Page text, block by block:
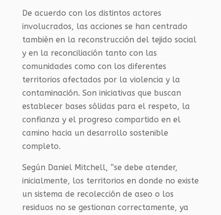
De acuerdo con los distintos actores
involucrados, las acciones se han centrado
también en la reconstrucción del tejido social
y en la reconciliación tanto con las
comunidades como con los diferentes
territorios afectados por la violencia y la
contaminación. Son iniciativas que buscan
establecer bases sólidas para el respeto, la
confianza y el progreso compartido en el
camino hacia un desarrollo sostenible
completo.
Según Daniel Mitchell, “se debe atender,
inicialmente, los territorios en donde no existe
un sistema de recolección de aseo o los
residuos no se gestionan correctamente, ya